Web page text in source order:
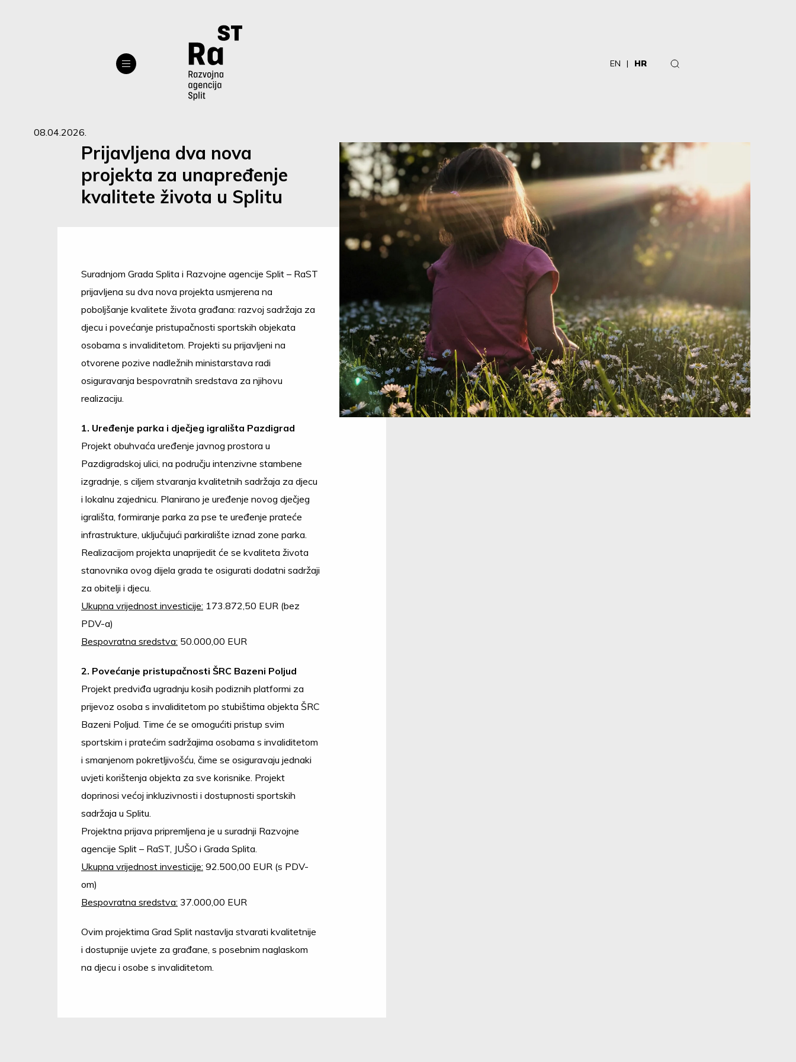
EN HR
08.04.2026.
Prijavljena dva nova
projekta za unapređenje
kvalitete života u Splitu
Suradnjom Grada Splita i Razvojne agencije Split – RaST
prijavljena su dva nova projekta usmjerena na
poboljšanje kvalitete života građana: razvoj sadržaja za
djecu i povećanje pristupačnosti sportskih objekata
osobama s invaliditetom. Projekti su prijavljeni na
otvorene pozive nadležnih ministarstava radi
osiguravanja bespovratnih sredstava za njihovu
realizaciju.
1. Uređenje parka i dječjeg igrališta Pazdigrad
Projekt obuhvaća uređenje javnog prostora u
Pazdigradskoj ulici, na području intenzivne stambene
izgradnje, s ciljem stvaranja kvalitetnih sadržaja za djecu
i lokalnu zajednicu. Planirano je uređenje novog dječjeg
igrališta, formiranje parka za pse te uređenje prateće
infrastrukture, uključujući parkiralište iznad zone parka.
Realizacijom projekta unaprijedit će se kvaliteta života
stanovnika ovog dijela grada te osigurati dodatni sadržaji
za obitelji i djecu.
Ukupna vrijednost investicije: 173.872,50 EUR (bez
PDV-a)
Bespovratna sredstva: 50.000,00 EUR
2. Povećanje pristupačnosti ŠRC Bazeni Poljud
Projekt predviđa ugradnju kosih podiznih platformi za
prijevoz osoba s invaliditetom po stubištima objekta ŠRC
Bazeni Poljud. Time će se omogućiti pristup svim
sportskim i pratećim sadržajima osobama s invaliditetom
i smanjenom pokretljivošću, čime se osiguravaju jednaki
uvjeti korištenja objekta za sve korisnike. Projekt
doprinosi većoj inkluzivnosti i dostupnosti sportskih
sadržaja u Splitu.
Projektna prijava pripremljena je u suradnji Razvojne
agencije Split – RaST, JUŠO i Grada Splita.
Ukupna vrijednost investicije: 92.500,00 EUR (s PDV-
om)
Bespovratna sredstva: 37.000,00 EUR
Ovim projektima Grad Split nastavlja stvarati kvalitetnije
i dostupnije uvjete za građane, s posebnim naglaskom
na djecu i osobe s invaliditetom.